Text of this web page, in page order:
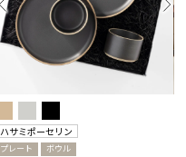
ハサミポーセリン
プレート ボウル